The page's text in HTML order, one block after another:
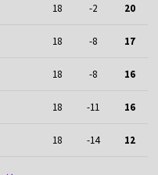
18 -2 20
18 -8 17
18 -8 16
18 -11 16
18 -14 12